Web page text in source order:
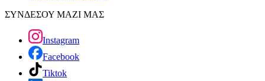
ΣΥΝΔΕΣΟΥ ΜΑΖΙ ΜΑΣ
Instagram
Facebook
Tiktok